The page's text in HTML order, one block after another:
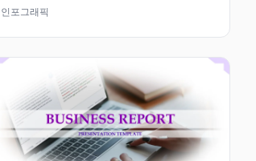
인포그래픽